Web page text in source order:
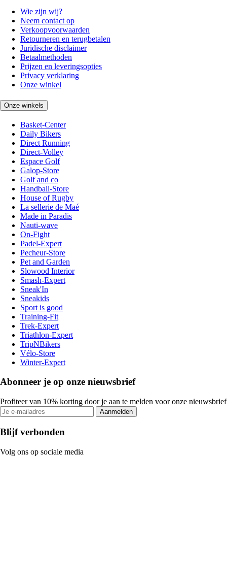
Wie zijn wij?
Neem contact op
Verkoopvoorwaarden
Retourneren en terugbetalen
Juridische disclaimer
Betaalmethoden
Prijzen en leveringsopties
Privacy verklaring
Onze winkel
Onze winkels
Basket-Center
Daily Bikers
Direct Running
Direct-Volley
Espace Golf
Galop-Store
Golf and co
Handball-Store
House of Rugby
La sellerie de Maé
Made in Paradis
Nauti-wave
On-Fight
Padel-Expert
Pecheur-Store
Pet and Garden
Slowood Interior
Smash-Expert
Sneak'In
Sneakids
Sport is good
Training-Fit
Trek-Expert
Triathlon-Expert
TripNBikers
Vélo-Store
Winter-Expert
Abonneer je op onze nieuwsbrief
Profiteer van 10% korting door je aan te melden voor onze nieuwsbrief
Aanmelden
Blijf verbonden
Volg ons op sociale media